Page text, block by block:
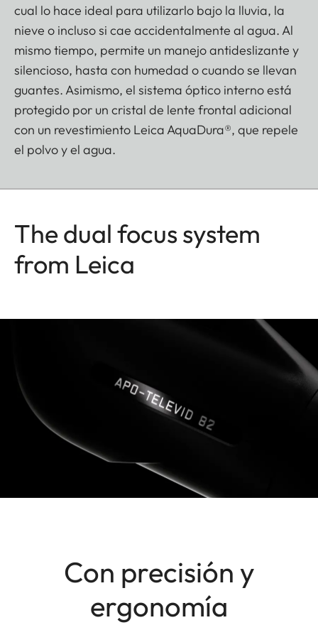
cual lo hace ideal para utilizarlo bajo la lluvia, la
nieve o incluso si cae accidentalmente al agua. Al
mismo tiempo, permite un manejo antideslizante y
silencioso, hasta con humedad o cuando se llevan
guantes. Asimismo, el sistema óptico interno está
protegido por un cristal de lente frontal adicional
con un revestimiento Leica AquaDura®, que repele
el polvo y el agua.
The dual focus system
from Leica
Con precisión y
ergonomía